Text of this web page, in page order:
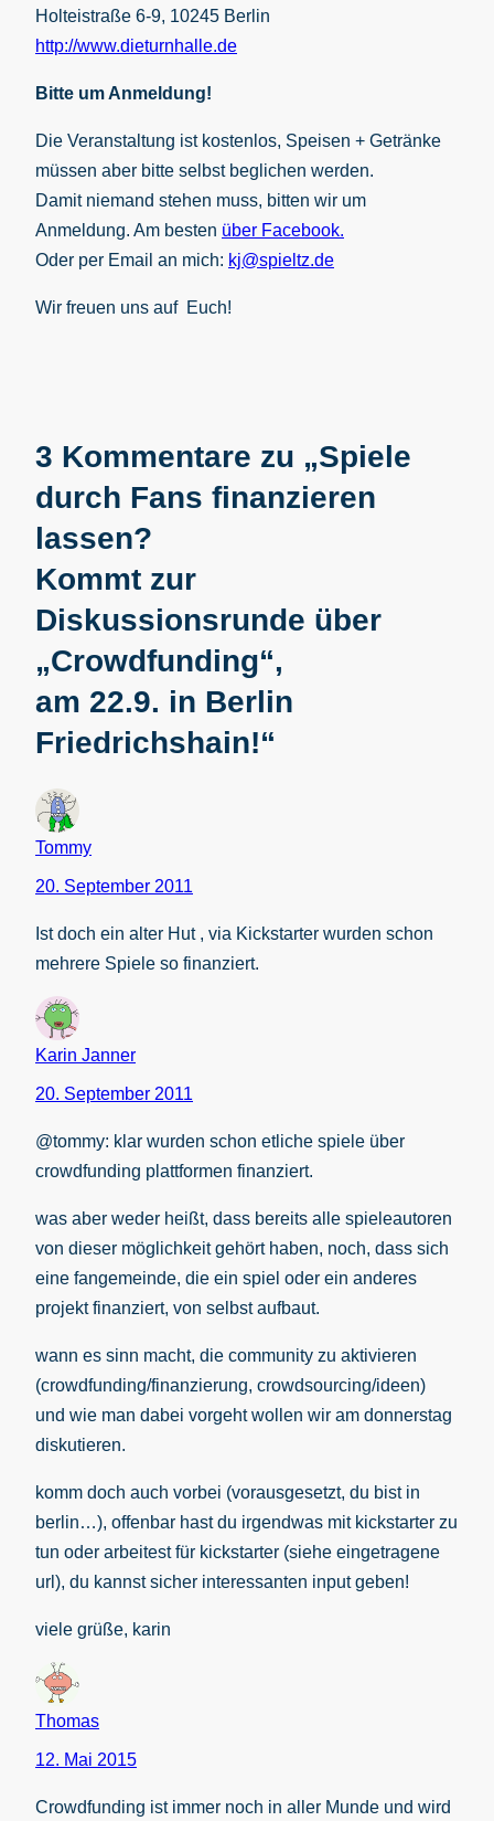
Holteistraße 6-9, 10245 Berlin
http://www.dieturnhalle.de
Bitte um Anmeldung!
Die Veranstaltung ist kostenlos, Speisen + Getränke
müssen aber bitte selbst beglichen werden.
Damit niemand stehen muss, bitten wir um
Anmeldung. Am besten über Facebook.
Oder per Email an mich: kj@spieltz.de
Wir freuen uns auf Euch!
3 Kommentare zu „Spiele
durch Fans finanzieren
lassen?
Kommt zur
Diskussionsrunde über
„Crowdfunding“,
am 22.9. in Berlin
Friedrichshain!“
Tommy
20. September 2011
Ist doch ein alter Hut , via Kickstarter wurden schon
mehrere Spiele so finanziert.
Karin Janner
20. September 2011
@tommy: klar wurden schon etliche spiele über
crowdfunding plattformen finanziert.
was aber weder heißt, dass bereits alle spieleautoren
von dieser möglichkeit gehört haben, noch, dass sich
eine fangemeinde, die ein spiel oder ein anderes
projekt finanziert, von selbst aufbaut.
wann es sinn macht, die community zu aktivieren
(crowdfunding/finanzierung, crowdsourcing/ideen)
und wie man dabei vorgeht wollen wir am donnerstag
diskutieren.
komm doch auch vorbei (vorausgesetzt, du bist in
berlin…), offenbar hast du irgendwas mit kickstarter zu
tun oder arbeitest für kickstarter (siehe eingetragene
url), du kannst sicher interessanten input geben!
viele grüße, karin
Thomas
12. Mai 2015
Crowdfunding ist immer noch in aller Munde und wird